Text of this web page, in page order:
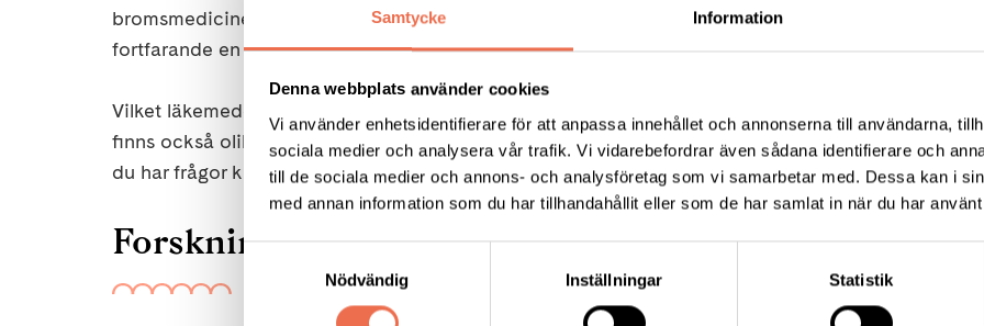
Samtycke Information
Denna webbplats använder cookies
Vi använder enhetsidentifierare för att anpassa innehållet och annonserna till användarna,
sociala medier och analysera vår trafik. Vi vidarebefordrar även sådana identifierare och
till de sociala medier och annons- och analysföretag som vi samarbetar med. Dessa kan i
med annan information som du har tillhandahållit eller som de har samlat in när du har
Samtyckesval
Nödvändig
Inställningar Statistik
bromsmedicinerna mycket begränsad effekt när MS har gått över i en sekundärprogressiv fas. MS
fortfarande en obotlig sjukdom, men forskningen gör hela tiden nya framsteg.
Vilket läkemedel du får avgörs utifrån en individuell bedömning av din sjukdomsbild och övrig
finns också olika läkemedel och behandlingar som lindrar symtom. Diskutera alltid med din
du har frågor kring din behandling. Läs mer om behandling vid MS.
Forskning om MS